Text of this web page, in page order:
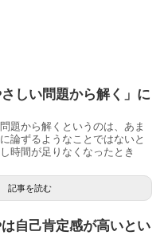
さしい問題から解く」に
題から解くというのは、あま
論ずるようなことではないと
時間が足りなくなったとき
記事を読む
自己肯定感が高いとい